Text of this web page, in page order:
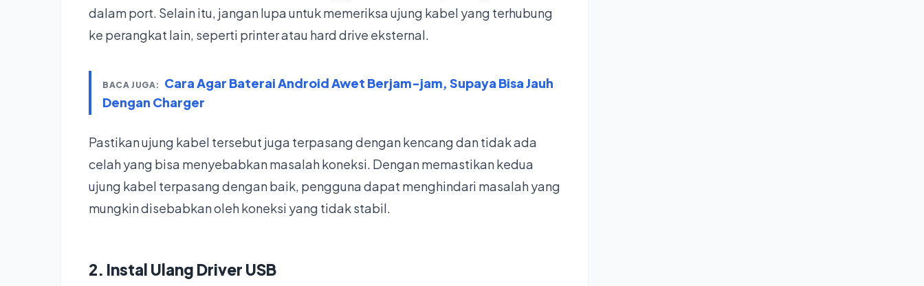
dalam port. Selain itu, jangan lupa untuk memeriksa ujung kabel yang terhubung
ke perangkat lain, seperti printer atau hard drive eksternal.
BACA JUGA:
Cara Agar Baterai Android Awet Berjam-jam, Supaya Bisa Jauh
Dengan Charger
Pastikan ujung kabel tersebut juga terpasang dengan kencang dan tidak ada
celah yang bisa menyebabkan masalah koneksi. Dengan memastikan kedua
ujung kabel terpasang dengan baik, pengguna dapat menghindari masalah yang
mungkin disebabkan oleh koneksi yang tidak stabil.
2. Instal Ulang Driver USB